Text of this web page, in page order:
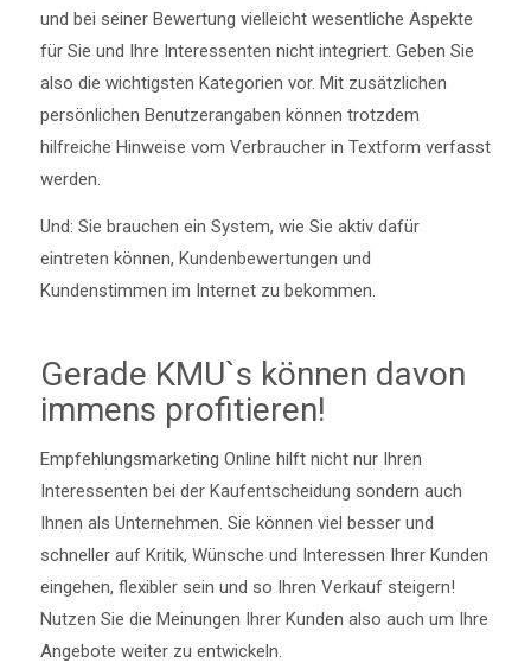
und bei seiner Bewertung vielleicht wesentliche Aspekte
für Sie und Ihre Interessenten nicht integriert. Geben Sie
also die wichtigsten Kategorien vor. Mit zusätzlichen
persönlichen Benutzerangaben können trotzdem
hilfreiche Hinweise vom Verbraucher in Textform verfasst
werden.
Und: Sie brauchen ein System, wie Sie aktiv dafür
eintreten können, Kundenbewertungen und
Kundenstimmen im Internet zu bekommen.
Gerade KMU`s können davon
immens profitieren!
Empfehlungsmarketing Online hilft nicht nur Ihren
Interessenten bei der Kaufentscheidung sondern auch
Ihnen als Unternehmen. Sie können viel besser und
schneller auf Kritik, Wünsche und Interessen Ihrer Kunden
eingehen, flexibler sein und so Ihren Verkauf steigern!
Nutzen Sie die Meinungen Ihrer Kunden also auch um Ihre
Angebote weiter zu entwickeln.